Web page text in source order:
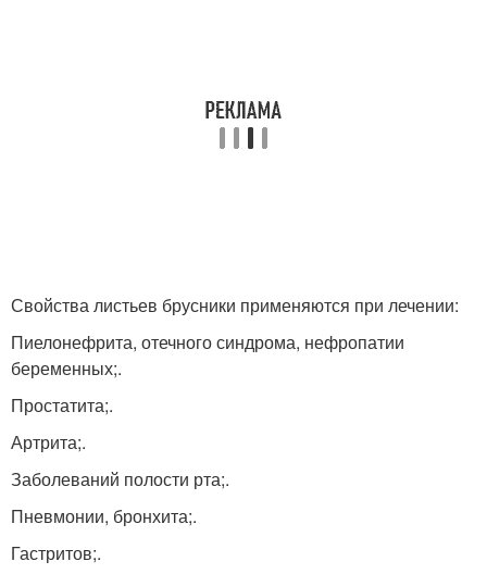
Свойства листьев брусники применяются при лечении:
Пиелонефрита, отечного синдрома, нефропатии
беременных;.
Простатита;.
Артрита;.
Заболеваний полости рта;.
Пневмонии, бронхита;.
Гастритов;.